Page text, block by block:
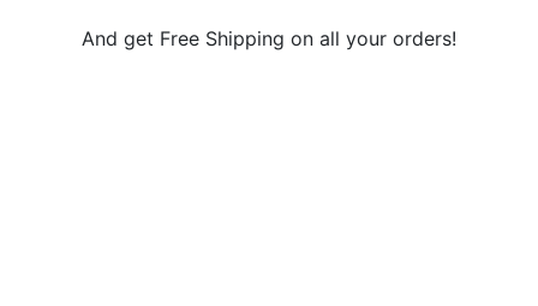
And get Free Shipping on all your orders!